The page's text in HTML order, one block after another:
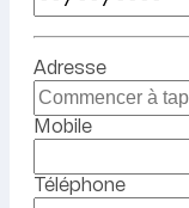
Adresse
Mobile
Téléphone